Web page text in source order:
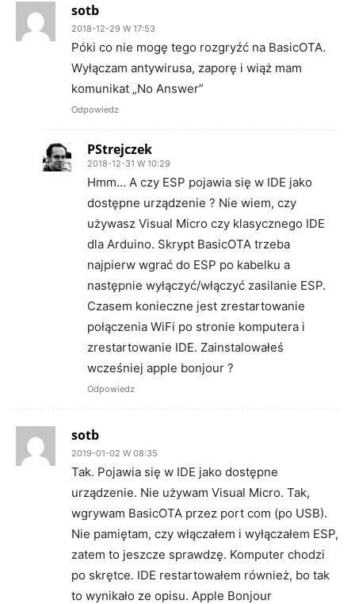
sotb
2018-12-29 W 17:53
Póki co nie mogę tego rozgryźć na BasicOTA.
Wyłączam antywirusa, zaporę i wiąż mam
komunikat „No Answer”
Odpowiedz
PStrejczek
2018-12-31 W 10:29
Hmm… A czy ESP pojawia się w IDE jako
dostępne urządzenie ? Nie wiem, czy
używasz Visual Micro czy klasycznego IDE
dla Arduino. Skrypt BasicOTA trzeba
najpierw wgrać do ESP po kabelku a
następnie wyłączyć/włączyć zasilanie ESP.
Czasem konieczne jest zrestartowanie
połączenia WiFi po stronie komputera i
zrestartowanie IDE. Zainstalowałeś
wcześniej apple bonjour ?
Odpowiedz
sotb
2019-01-02 W 08:35
Tak. Pojawia się w IDE jako dostępne
urządzenie. Nie używam Visual Micro. Tak,
wgrywam BasicOTA przez port com (po USB).
Nie pamiętam, czy włączałem i wyłączałem ESP,
zatem to jeszcze sprawdzę. Komputer chodzi
po skrętce. IDE restartowałem również, bo tak
to wynikało ze opisu. Apple Bonjour